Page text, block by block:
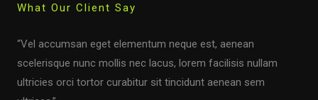
What Our Client Say
“Vel accumsan eget elementum neque est, aenean
scelerisque nunc mollis nec lacus, lorem facilisis nullam
ultricies orci tortor curabitur sit tincidunt aenean sem